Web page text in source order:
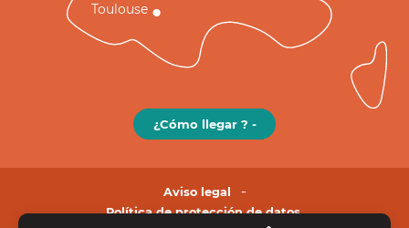
Toulouse
¿Cómo llegar ? -
Aviso legal
Política de protección de datos.